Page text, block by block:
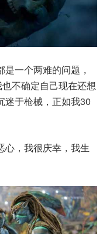
一个两难的问题，
不确定自己现在还想
迷于枪械，正如我30
心，我很庆幸，我生